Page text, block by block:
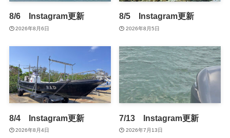
8/6 Instagram更新
2026年8月6日
8/5 Instagram更新
2026年8月5日
8/4 Instagram更新
2026年8月4日
7/13 Instagram更新
2026年7月13日